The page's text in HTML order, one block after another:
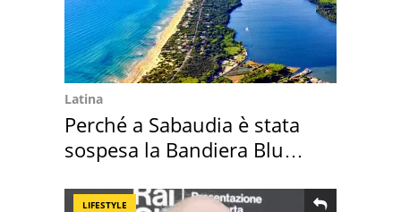
Latina
Perché a Sabaudia è stata
sospesa la Bandiera Blu
LIFESTYLE